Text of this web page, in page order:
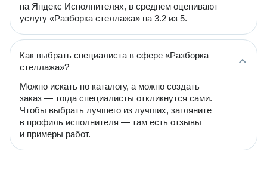
на Яндекс Исполнителях, в среднем оценивают
услугу «Разборка стеллажа» на 3.2 из 5.
Как выбрать специалиста в сфере «Разборка
стеллажа»?
Можно искать по каталогу, а можно создать
заказ — тогда специалисты откликнутся сами.
Чтобы выбрать лучшего из лучших, загляните
в профиль исполнителя — там есть отзывы
и примеры работ.